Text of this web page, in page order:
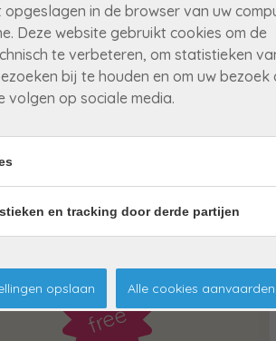
€ 399 000
wil jij een gratis
waardebepaling?
in de browser van uw
Deze website gebruikt cookies om de
te verbeteren, om statistieken
bij te houden en om uw bezoek
volgen op sociale media.
en tracking door derde partijen
opslaan Alle cookies